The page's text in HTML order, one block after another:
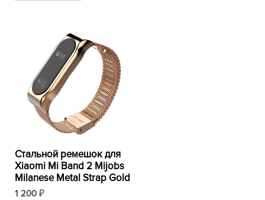
Стальной ремешок для
Xiaomi Mi Band 2 Mijobs
Milanese Metal Strap Gold
1 200 ₽